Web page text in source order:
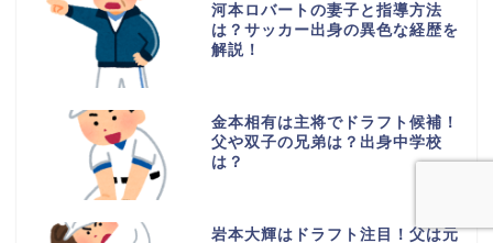
河本ロバートの妻子と指導方法
は？サッカー出身の異色な経歴を
解説！
金本相有は主将でドラフト候補！
父や双子の兄弟は？出身中学校
は？
岩本大輝はドラフト注目！父は元